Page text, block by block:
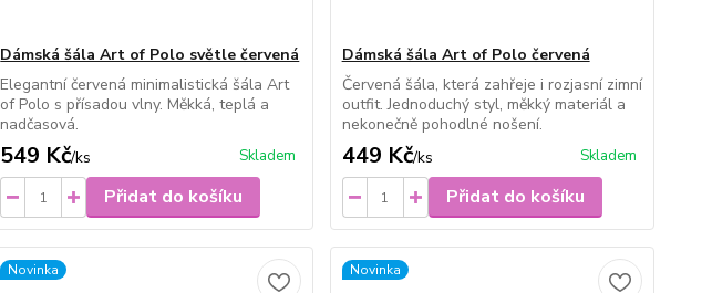
Dámská šála Art of Polo světle červená
Elegantní červená minimalistická šála Art
of Polo s přísadou vlny. Měkká, teplá a
nadčasová.
549 Kč/ks Skladem
Přidat do košíku
Dámská šála Art of Polo červená
Červená šála, která zahřeje i rozjasní zimní
outfit. Jednoduchý styl, měkký materiál a
nekonečně pohodlné nošení.
449 Kč/ks Skladem
Přidat do košíku
Novinka Novinka